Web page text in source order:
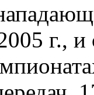
г., и